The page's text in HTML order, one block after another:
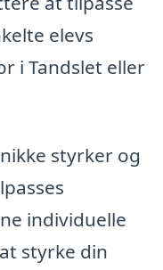
elevs
i Tandslet eller
styrker og
individuelle
styrke din